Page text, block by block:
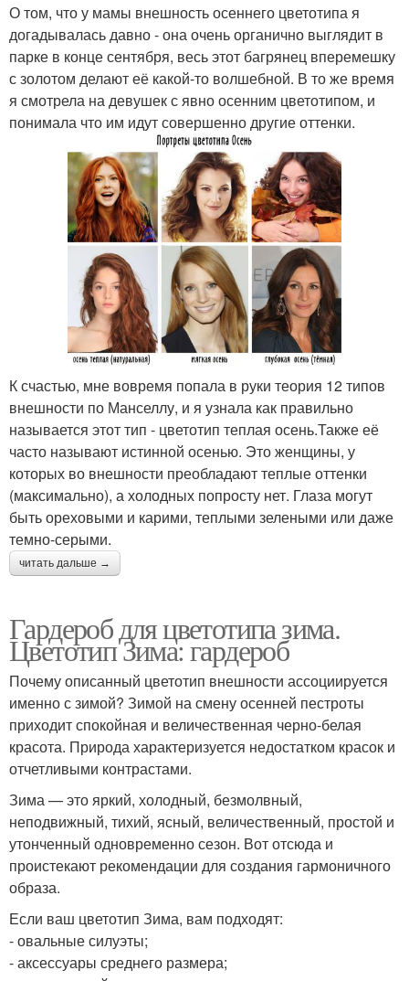
О том, что у мамы внешность осеннего цветотипа я
догадывалась давно - она очень органично выглядит в
парке в конце сентября, весь этот багрянец вперемешку
с золотом делают её какой-то волшебной. В то же время
я смотрела на девушек с явно осенним цветотипом, и
понимала что им идут совершенно другие оттенки.
К счастью, мне вовремя попала в руки теория 12 типов
внешности по Манселлу, и я узнала как правильно
называется этот тип - цветотип теплая осень.Также её
часто называют истинной осенью. Это женщины, у
которых во внешности преобладают теплые оттенки
(максимально), а холодных попросту нет. Глаза могут
быть ореховыми и карими, теплыми зелеными или даже
темно-серыми.
читать дальше →
Гардероб для цветотипа зима.
Цветотип Зима: гардероб
Почему описанный цветотип внешности ассоциируется
именно с зимой? Зимой на смену осенней пестроты
приходит спокойная и величественная черно-белая
красота. Природа характеризуется недостатком красок и
отчетливыми контрастами.
Зима — это яркий, холодный, безмолвный,
неподвижный, тихий, ясный, величественный, простой и
утонченный одновременно сезон. Вот отсюда и
проистекают рекомендации для создания гармоничного
образа.
Если ваш цветотип Зима, вам подходят:
- овальные силуэты;
- аксессуары среднего размера;